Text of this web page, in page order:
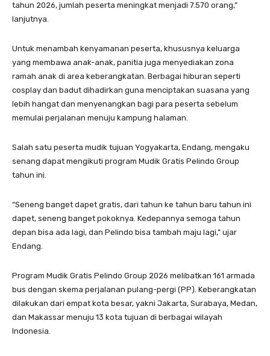
tahun 2026, jumlah peserta meningkat menjadi 7.570 orang,”
lanjutnya.
Untuk menambah kenyamanan peserta, khususnya keluarga
yang membawa anak-anak, panitia juga menyediakan zona
ramah anak di area keberangkatan. Berbagai hiburan seperti
cosplay dan badut dihadirkan guna menciptakan suasana yang
lebih hangat dan menyenangkan bagi para peserta sebelum
memulai perjalanan menuju kampung halaman.
Salah satu peserta mudik tujuan Yogyakarta, Endang, mengaku
senang dapat mengikuti program Mudik Gratis Pelindo Group
tahun ini.
“Seneng banget dapet gratis, dari tahun ke tahun baru tahun ini
dapet, seneng banget pokoknya. Kedepannya semoga tahun
depan bisa ada lagi, dan Pelindo bisa tambah maju lagi,” ujar
Endang.
Program Mudik Gratis Pelindo Group 2026 melibatkan 161 armada
bus dengan skema perjalanan pulang-pergi (PP). Keberangkatan
dilakukan dari empat kota besar, yakni Jakarta, Surabaya, Medan,
dan Makassar menuju 13 kota tujuan di berbagai wilayah
Indonesia.